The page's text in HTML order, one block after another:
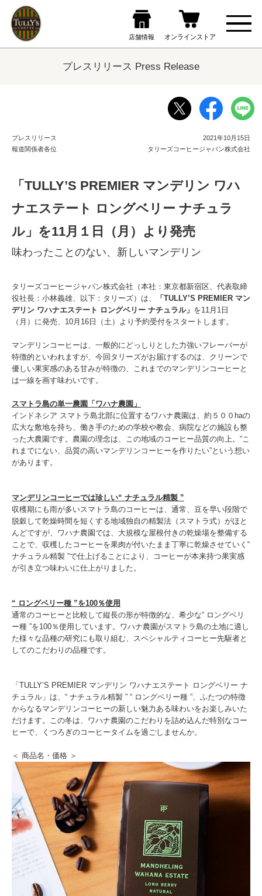
プレスリリース Press Release
プレスリリース
報道関係者各位
2021年10月15日
タリーズコーヒージャパン株式会社
「TULLY’S PREMIER マンデリン ワハ
ナエステート ロングベリー ナチュラ
ル」を11月１日（月）より発売
味わったことのない、新しいマンデリン
タリーズコーヒージャパン株式会社（本社：東京都新宿区、代表取締
役社長：小林義雄、以下：タリーズ）は、
「TULLY’S PREMIER マン
デリン ワハナエステート ロングベリー ナチュラル」 を11月1日
（月）に発売、10月16日（土）より予約受付をスタートします。
マンデリンコーヒーは、一般的にどっしりとした力強いフレーバーが
特徴的といわれますが、今回タリーズがお届けするのは、クリーンで
優しい果実感のある甘みが特徴の、これまでのマンデリンコーヒーと
は一線を画す味わいです。
スマトラ島の単一農園「ワハナ農園」
インドネシア スマトラ島北部に位置するワハナ農園は、約５００haの
広大な敷地を持ち、働き手のための学校や教会、病院などの施設も整
った大農園です。農園の理念は、この地域のコーヒー品質の向上。“こ
れまでにない、品質の高いマンデリンコーヒーを作りたい”という想い
があります。
マンデリンコーヒーでは珍しい“ ナチュラル精製 ”
収穫期にも雨が多いスマトラ島のコーヒーは、通常、豆を早い段階で
脱穀して乾燥時間を短くする地域独自の精製法（スマトラ式）がほと
んどですが、ワハナ農園では、大規模な屋根付きの乾燥場を整備する
ことで、収穫したコーヒーを果肉が付いたまま丁寧に乾燥させていく“
ナチュラル精製 ”で仕上げることにより、コーヒーが本来持つ果実感
が引き立つ味わいに仕上がりました。
“ ロングベリー種 ”を100％使用
通常のコーヒーと比較して縦長の形が特徴的な、希少な“ ロングベリ
ー種 ”を100％使用しています。ワハナ農園がスマトラ島の土地に適し
た様々な品種の研究にも取り組む、スペシャルティコーヒー先駆者と
してのこだわりの品種です。
「TULLY’S PREMIER マンデリン ワハナエステート ロングベリー ナ
チュラル」は、“ ナチュラル精製 ” “ ロングベリー種 ”、ふたつの特徴
からなるマンデリンコーヒーの新しい魅力ある味わいをお楽しみいた
だけます。この冬は、ワハナ農園のこだわりを詰め込んだ特別なコー
ヒーで、くつろぎのコーヒータイムを過ごしませんか。
＜ 商品名・価格 ＞